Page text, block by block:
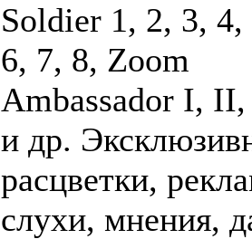
Soldier 1, 2, 3, 4,
6, 7, 8, Zoom
Ambassador I,
и др.
расцветки,
слухи, мнения,